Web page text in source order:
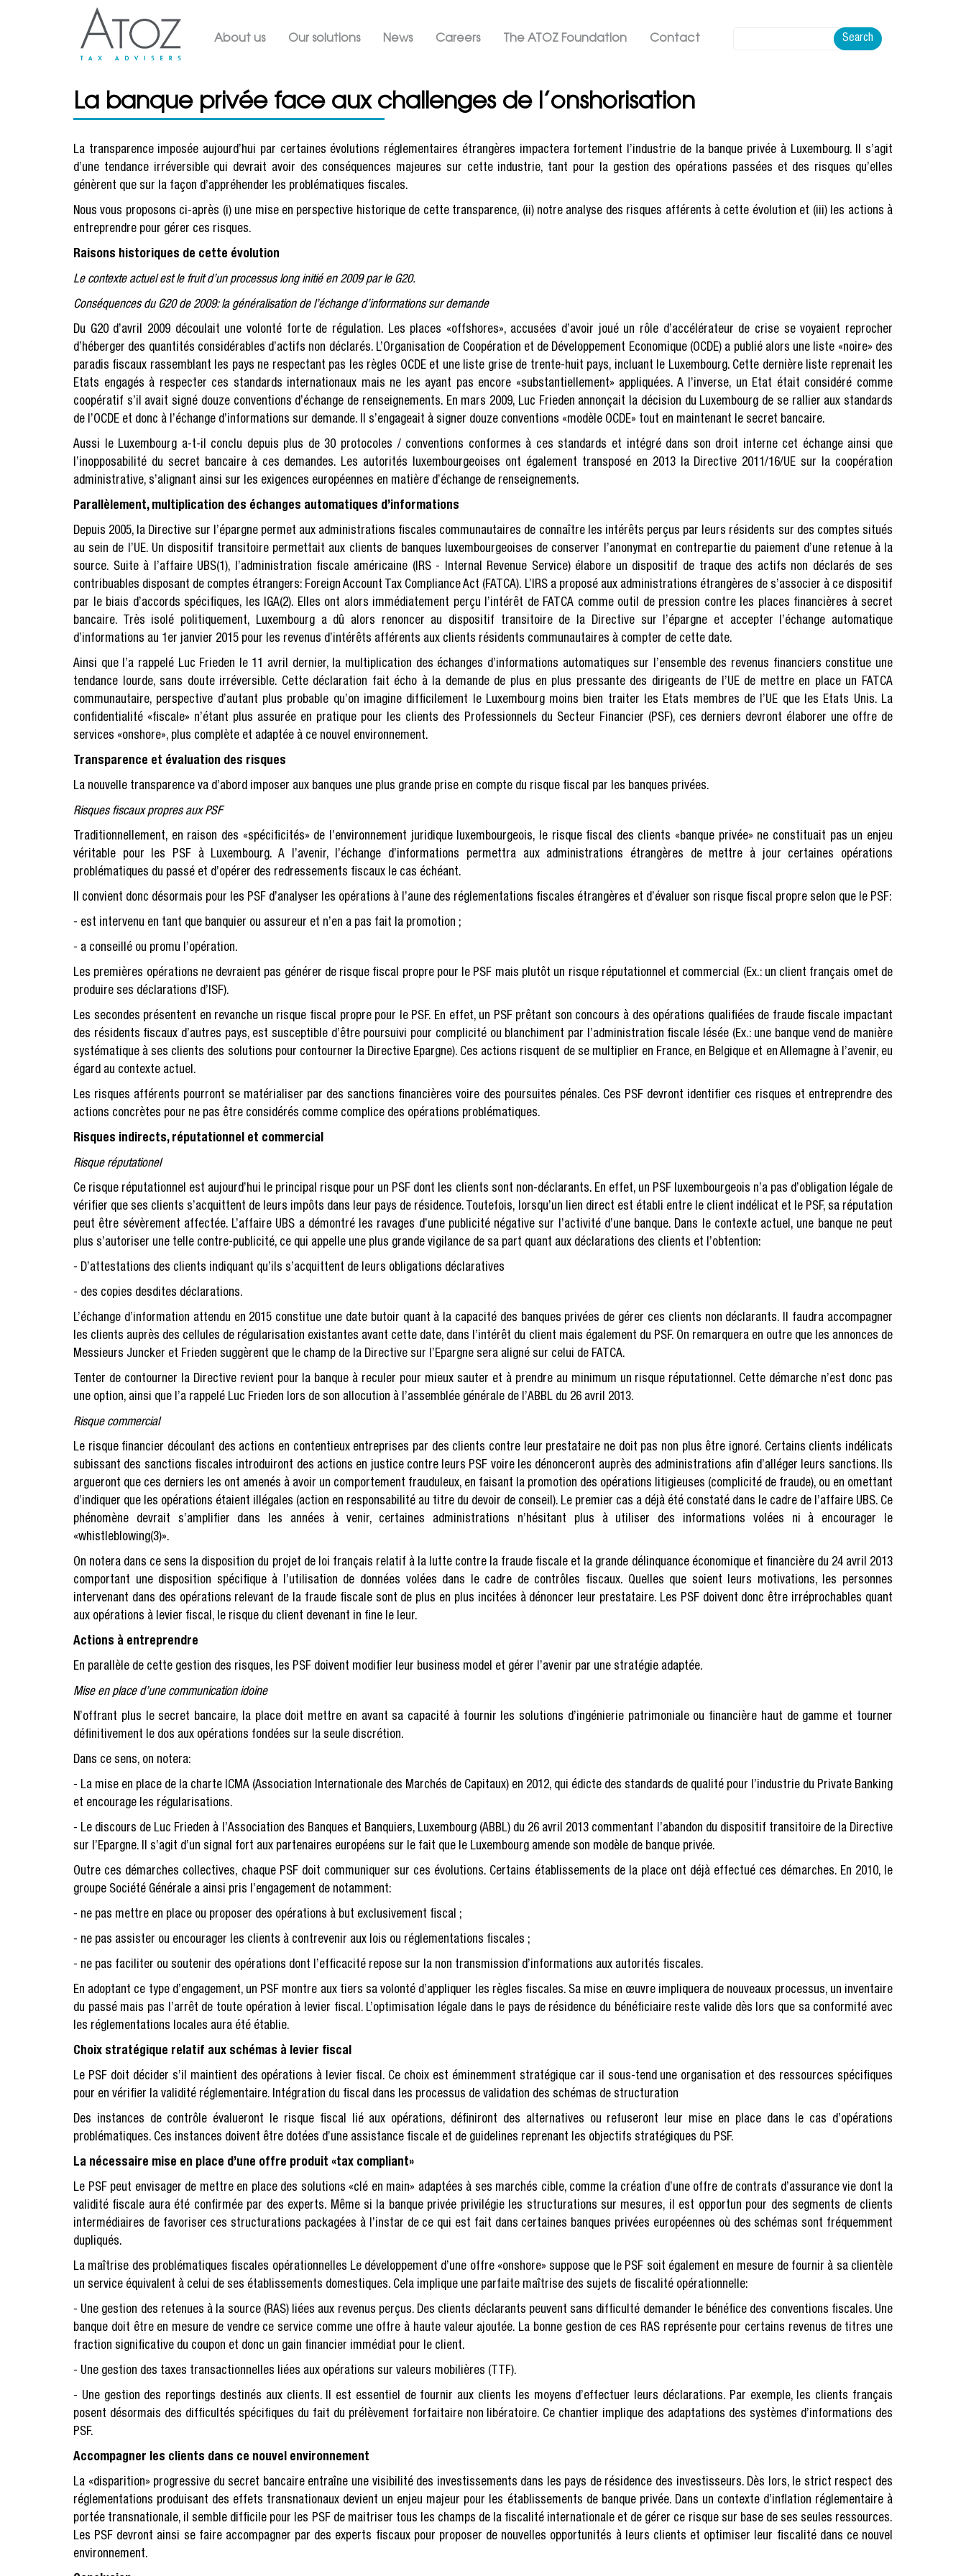
Main navigation ATOZ
About us Our solutions News Careers The ATOZ Foundation Contact Search
La banque privée face aux challenges de l’onshorisation
La transparence imposée aujourd’hui par certaines évolutions réglementaires étrangères impactera fortement l’industrie de la banque privée à Luxembourg. Il s’agit
d’une tendance irréversible qui devrait avoir des conséquences majeures sur cette industrie, tant pour la gestion des opérations passées et des risques qu’elles
génèrent que sur la façon d’appréhender les problématiques fiscales.
Nous vous proposons ci-après (i) une mise en perspective historique de cette transparence, (ii) notre analyse des risques afférents à cette évolution et (iii) les actions à
entreprendre pour gérer ces risques.
Raisons historiques de cette évolution
Le contexte actuel est le fruit d’un processus long initié en 2009 par le G20.
Conséquences du G20 de 2009: la généralisation de l’échange d’informations sur demande
Du G20 d’avril 2009 découlait une volonté forte de régulation. Les places «offshores», accusées d’avoir joué un rôle d’accélérateur de crise se voyaient reprocher
d’héberger des quantités considérables d’actifs non déclarés. L’Organisation de Coopération et de Développement Economique (OCDE) a publié alors une liste «noire» des
paradis fiscaux rassemblant les pays ne respectant pas les règles OCDE et une liste grise de trente-huit pays, incluant le Luxembourg. Cette dernière liste reprenait les
Etats engagés à respecter ces standards internationaux mais ne les ayant pas encore «substantiellement» appliquées. A l’inverse, un Etat était considéré comme
coopératif s’il avait signé douze conventions d’échange de renseignements. En mars 2009, Luc Frieden annonçait la décision du Luxembourg de se rallier aux standards
de l’OCDE et donc à l’échange d’informations sur demande. Il s’engageait à signer douze conventions «modèle OCDE» tout en maintenant le secret bancaire.
Aussi le Luxembourg a-t-il conclu depuis plus de 30 protocoles / conventions conformes à ces standards et intégré dans son droit interne cet échange ainsi que
l’inopposabilité du secret bancaire à ces demandes. Les autorités luxembourgeoises ont également transposé en 2013 la Directive 2011/16/UE sur la coopération
administrative, s’alignant ainsi sur les exigences européennes en matière d’échange de renseignements.
Parallèlement, multiplication des échanges automatiques d’informations
Depuis 2005, la Directive sur l’épargne permet aux administrations fiscales communautaires de connaître les intérêts perçus par leurs résidents sur des comptes situés
au sein de l’UE. Un dispositif transitoire permettait aux clients de banques luxembourgeoises de conserver l’anonymat en contrepartie du paiement d’une retenue à la
source. Suite à l’affaire UBS(1), l’administration fiscale américaine (IRS - Internal Revenue Service) élabore un dispositif de traque des actifs non déclarés de ses
contribuables disposant de comptes étrangers: Foreign Account Tax Compliance Act (FATCA). L’IRS a proposé aux administrations étrangères de s’associer à ce dispositif
par le biais d’accords spécifiques, les IGA(2). Elles ont alors immédiatement perçu l’intérêt de FATCA comme outil de pression contre les places financières à secret
bancaire. Très isolé politiquement, Luxembourg a dû alors renoncer au dispositif transitoire de la Directive sur l’épargne et accepter l’échange automatique
d’informations au 1er janvier 2015 pour les revenus d’intérêts afférents aux clients résidents communautaires à compter de cette date.
Ainsi que l’a rappelé Luc Frieden le 11 avril dernier, la multiplication des échanges d’informations automatiques sur l’ensemble des revenus financiers constitue une
tendance lourde, sans doute irréversible. Cette déclaration fait écho à la demande de plus en plus pressante des dirigeants de l’UE de mettre en place un FATCA
communautaire, perspective d’autant plus probable qu’on imagine difficilement le Luxembourg moins bien traiter les Etats membres de l’UE que les Etats Unis. La
confidentialité «fiscale» n’étant plus assurée en pratique pour les clients des Professionnels du Secteur Financier (PSF), ces derniers devront élaborer une offre de
services «onshore», plus complète et adaptée à ce nouvel environnement.
Transparence et évaluation des risques
La nouvelle transparence va d’abord imposer aux banques une plus grande prise en compte du risque fiscal par les banques privées.
Risques fiscaux propres aux PSF
Traditionnellement, en raison des «spécificités» de l’environnement juridique luxembourgeois, le risque fiscal des clients «banque privée» ne constituait pas un enjeu
véritable pour les PSF à Luxembourg. A l’avenir, l’échange d’informations permettra aux administrations étrangères de mettre à jour certaines opérations
problématiques du passé et d’opérer des redressements fiscaux le cas échéant.
Il convient donc désormais pour les PSF d’analyser les opérations à l’aune des réglementations fiscales étrangères et d’évaluer son risque fiscal propre selon que le PSF:
- est intervenu en tant que banquier ou assureur et n’en a pas fait la promotion ;
- a conseillé ou promu l’opération.
Les premières opérations ne devraient pas générer de risque fiscal propre pour le PSF mais plutôt un risque réputationnel et commercial (Ex.: un client français omet de
produire ses déclarations d’ISF).
Les secondes présentent en revanche un risque fiscal propre pour le PSF. En effet, un PSF prêtant son concours à des opérations qualifiées de fraude fiscale impactant
des résidents fiscaux d’autres pays, est susceptible d’être poursuivi pour complicité ou blanchiment par l’administration fiscale lésée (Ex.: une banque vend de manière
systématique à ses clients des solutions pour contourner la Directive Epargne). Ces actions risquent de se multiplier en France, en Belgique et en Allemagne à l’avenir, eu
égard au contexte actuel.
Les risques afférents pourront se matérialiser par des sanctions financières voire des poursuites pénales. Ces PSF devront identifier ces risques et entreprendre des
actions concrètes pour ne pas être considérés comme complice des opérations problématiques.
Risques indirects, réputationnel et commercial
Risque réputationel
Ce risque réputationnel est aujourd’hui le principal risque pour un PSF dont les clients sont non-déclarants. En effet, un PSF luxembourgeois n’a pas d’obligation légale de
vérifier que ses clients s’acquittent de leurs impôts dans leur pays de résidence. Toutefois, lorsqu’un lien direct est établi entre le client indélicat et le PSF, sa réputation
peut être sévèrement affectée. L’affaire UBS a démontré les ravages d’une publicité négative sur l’activité d’une banque. Dans le contexte actuel, une banque ne peut
plus s’autoriser une telle contre-publicité, ce qui appelle une plus grande vigilance de sa part quant aux déclarations des clients et l’obtention:
- D’attestations des clients indiquant qu’ils s’acquittent de leurs obligations déclaratives
- des copies desdites déclarations.
L’échange d’information attendu en 2015 constitue une date butoir quant à la capacité des banques privées de gérer ces clients non déclarants. Il faudra accompagner
les clients auprès des cellules de régularisation existantes avant cette date, dans l’intérêt du client mais également du PSF. On remarquera en outre que les annonces de
Messieurs Juncker et Frieden suggèrent que le champ de la Directive sur l’Epargne sera aligné sur celui de FATCA.
Tenter de contourner la Directive revient pour la banque à reculer pour mieux sauter et à prendre au minimum un risque réputationnel. Cette démarche n’est donc pas
une option, ainsi que l’a rappelé Luc Frieden lors de son allocution à l’assemblée générale de l’ABBL du 26 avril 2013.
Risque commercial
Le risque financier découlant des actions en contentieux entreprises par des clients contre leur prestataire ne doit pas non plus être ignoré. Certains clients indélicats
subissant des sanctions fiscales introduiront des actions en justice contre leurs PSF voire les dénonceront auprès des administrations afin d’alléger leurs sanctions. Ils
argueront que ces derniers les ont amenés à avoir un comportement frauduleux, en faisant la promotion des opérations litigieuses (complicité de fraude), ou en omettant
d’indiquer que les opérations étaient illégales (action en responsabilité au titre du devoir de conseil). Le premier cas a déjà été constaté dans le cadre de l’affaire UBS. Ce
phénomène devrait s’amplifier dans les années à venir, certaines administrations n’hésitant plus à utiliser des informations volées ni à encourager le
«whistleblowing(3)».
On notera dans ce sens la disposition du projet de loi français relatif à la lutte contre la fraude fiscale et la grande délinquance économique et financière du 24 avril 2013
comportant une disposition spécifique à l’utilisation de données volées dans le cadre de contrôles fiscaux. Quelles que soient leurs motivations, les personnes
intervenant dans des opérations relevant de la fraude fiscale sont de plus en plus incitées à dénoncer leur prestataire. Les PSF doivent donc être irréprochables quant
aux opérations à levier fiscal, le risque du client devenant in fine le leur.
Actions à entreprendre
En parallèle de cette gestion des risques, les PSF doivent modifier leur business model et gérer l’avenir par une stratégie adaptée.
Mise en place d’une communication idoine
N’offrant plus le secret bancaire, la place doit mettre en avant sa capacité à fournir les solutions d’ingénierie patrimoniale ou financière haut de gamme et tourner
définitivement le dos aux opérations fondées sur la seule discrétion.
Dans ce sens, on notera:
- La mise en place de la charte ICMA (Association Internationale des Marchés de Capitaux) en 2012, qui édicte des standards de qualité pour l’industrie du Private Banking
et encourage les régularisations.
- Le discours de Luc Frieden à l’Association des Banques et Banquiers, Luxembourg (ABBL) du 26 avril 2013 commentant l’abandon du dispositif transitoire de la Directive
sur l’Epargne. Il s’agit d’un signal fort aux partenaires européens sur le fait que le Luxembourg amende son modèle de banque privée.
Outre ces démarches collectives, chaque PSF doit communiquer sur ces évolutions. Certains établissements de la place ont déjà effectué ces démarches. En 2010, le
groupe Société Générale a ainsi pris l’engagement de notamment:
- ne pas mettre en place ou proposer des opérations à but exclusivement fiscal ;
- ne pas assister ou encourager les clients à contrevenir aux lois ou réglementations fiscales ;
- ne pas faciliter ou soutenir des opérations dont l’efficacité repose sur la non transmission d’informations aux autorités fiscales.
En adoptant ce type d’engagement, un PSF montre aux tiers sa volonté d’appliquer les règles fiscales. Sa mise en œuvre impliquera de nouveaux processus, un inventaire
du passé mais pas l’arrêt de toute opération à levier fiscal. L’optimisation légale dans le pays de résidence du bénéficiaire reste valide dès lors que sa conformité avec
les réglementations locales aura été établie.
Choix stratégique relatif aux schémas à levier fiscal
Le PSF doit décider s’il maintient des opérations à levier fiscal. Ce choix est éminemment stratégique car il sous-tend une organisation et des ressources spécifiques
pour en vérifier la validité réglementaire. Intégration du fiscal dans les processus de validation des schémas de structuration
Des instances de contrôle évalueront le risque fiscal lié aux opérations, définiront des alternatives ou refuseront leur mise en place dans le cas d’opérations
problématiques. Ces instances doivent être dotées d’une assistance fiscale et de guidelines reprenant les objectifs stratégiques du PSF.
La nécessaire mise en place d’une offre produit «tax compliant»
Le PSF peut envisager de mettre en place des solutions «clé en main» adaptées à ses marchés cible, comme la création d’une offre de contrats d’assurance vie dont la
validité fiscale aura été confirmée par des experts. Même si la banque privée privilégie les structurations sur mesures, il est opportun pour des segments de clients
intermédiaires de favoriser ces structurations packagées à l’instar de ce qui est fait dans certaines banques privées européennes où des schémas sont fréquemment
dupliqués.
La maîtrise des problématiques fiscales opérationnelles Le développement d’une offre «onshore» suppose que le PSF soit également en mesure de fournir à sa clientèle
un service équivalent à celui de ses établissements domestiques. Cela implique une parfaite maîtrise des sujets de fiscalité opérationnelle:
- Une gestion des retenues à la source (RAS) liées aux revenus perçus. Des clients déclarants peuvent sans difficulté demander le bénéfice des conventions fiscales. Une
banque doit être en mesure de vendre ce service comme une offre à haute valeur ajoutée. La bonne gestion de ces RAS représente pour certains revenus de titres une
fraction significative du coupon et donc un gain financier immédiat pour le client.
- Une gestion des taxes transactionnelles liées aux opérations sur valeurs mobilières (TTF).
- Une gestion des reportings destinés aux clients. Il est essentiel de fournir aux clients les moyens d’effectuer leurs déclarations. Par exemple, les clients français
posent désormais des difficultés spécifiques du fait du prélèvement forfaitaire non libératoire. Ce chantier implique des adaptations des systèmes d’informations des
PSF.
Accompagner les clients dans ce nouvel environnement
La «disparition» progressive du secret bancaire entraîne une visibilité des investissements dans les pays de résidence des investisseurs. Dès lors, le strict respect des
réglementations produisant des effets transnationaux devient un enjeu majeur pour les établissements de banque privée. Dans un contexte d’inflation réglementaire à
portée transnationale, il semble difficile pour les PSF de maitriser tous les champs de la fiscalité internationale et de gérer ce risque sur base de ses seules ressources.
Les PSF devront ainsi se faire accompagner par des experts fiscaux pour proposer de nouvelles opportunités à leurs clients et optimiser leur fiscalité dans ce nouvel
environnement.